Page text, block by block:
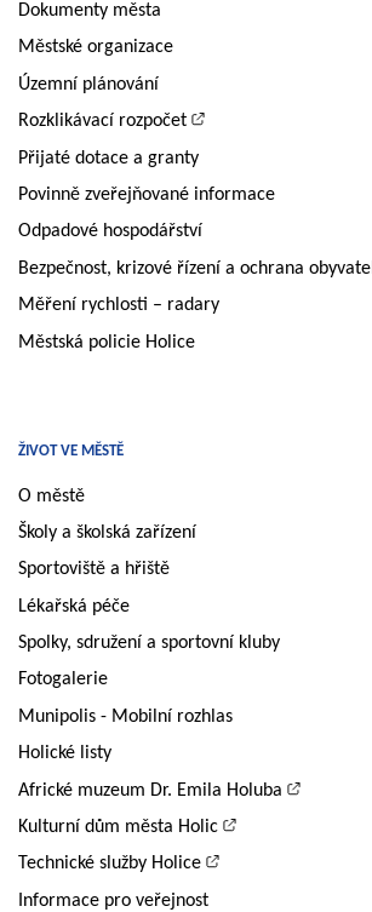
Dokumenty města
Městské organizace
Územní plánování
Rozklikávací rozpočet
Přijaté dotace a granty
Povinně zveřejňované informace
Odpadové hospodářství
Bezpečnost, krizové řízení a ochrana obyvatel
Měření rychlosti – radary
Městská policie Holice
ŽIVOT VE MĚSTĚ
O městě
Školy a školská zařízení
Sportoviště a hřiště
Lékařská péče
Spolky, sdružení a sportovní kluby
Fotogalerie
Munipolis - Mobilní rozhlas
Holické listy
Africké muzeum Dr. Emila Holuba
Kulturní dům města Holic
Technické služby Holice
Informace pro veřejnost